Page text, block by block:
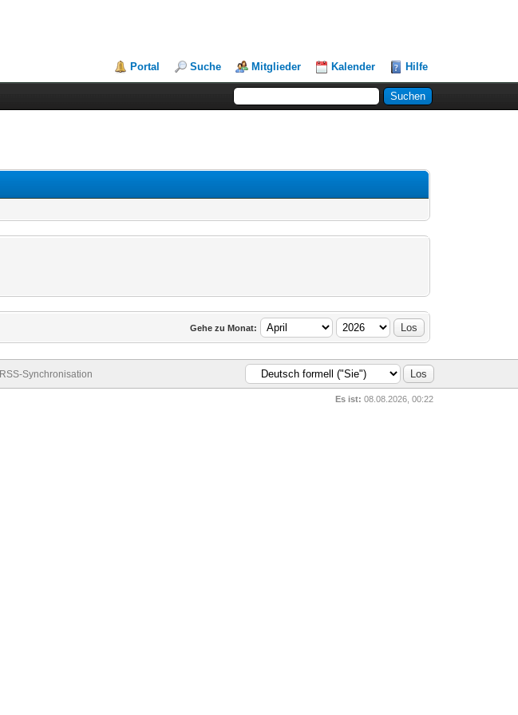
Portal Suche Mitglieder Kalender Hilfe
Gehe zu Monat:
RSS-Synchronisation
Es ist: 08.08.2026, 00:22